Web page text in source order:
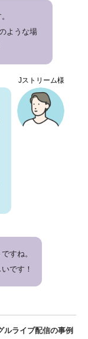
ような場
Jストリーム様
すね。
です！
ライブ配信の事例